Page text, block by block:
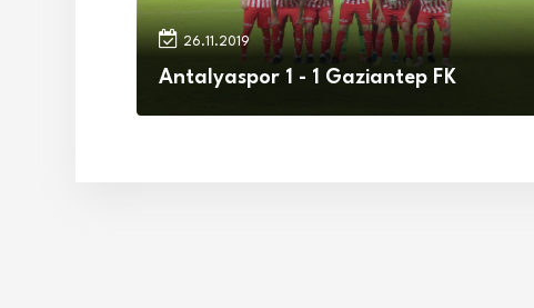
26.11.2019
Antalyaspor 1 - 1 Gaziantep FK